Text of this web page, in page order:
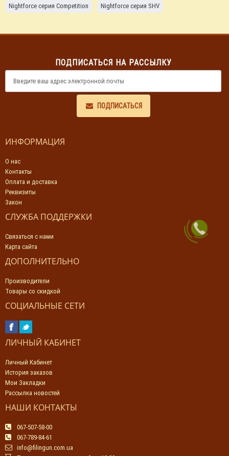
Nightforce серия Competition
Nightforce серия SHV
ПОДПИСАТЬСЯ НА РАССЫЛКУ
ПОДПИСАТЬСЯ
ИНФОРМАЦИЯ
О нас
Контакты
Оплата и доставка
Реквизиты
Закон
СЛУЖБА ПОДДЕРЖКИ
Связаться с нами
Карта сайта
ДОПОЛНИТЕЛЬНО
Производители
Товары со скидкой
СОЦИАЛЬНЫЕ СЕТИ
ЛИЧНЫЙ КАБИНЕТ
Личный Кабинет
История заказов
Мои Закладки
Рассылка новостей
НАШИ КОНТАКТЫ
067-507-58-00
067-789-84-61
info@filingun.com.ua